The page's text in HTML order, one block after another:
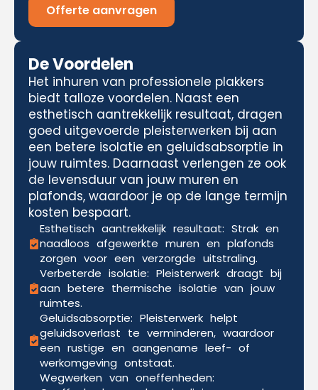
Offerte aanvragen
De Voordelen
Het inhuren van professionele plakkers
biedt talloze voordelen. Naast een
esthetisch aantrekkelijk resultaat, dragen
goed uitgevoerde pleisterwerken bij aan
een betere isolatie en geluidsabsorptie in
jouw ruimtes. Daarnaast verlengen ze ook
de levensduur van jouw muren en
plafonds, waardoor je op de lange termijn
kosten bespaart.
Esthetisch aantrekkelijk resultaat: Strak en
naadloos afgewerkte muren en plafonds
zorgen voor een verzorgde uitstraling.
Verbeterde isolatie: Pleisterwerk draagt bij
aan betere thermische isolatie van jouw
ruimtes.
Geluidsabsorptie: Pleisterwerk helpt
geluidsoverlast te verminderen, waardoor
een rustige en aangename leef- of
werkomgeving ontstaat.
Wegwerken van oneffenheden: